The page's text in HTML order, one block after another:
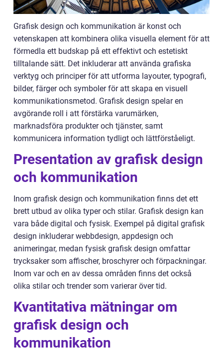
Grafisk design och kommunikation är konst och
vetenskapen att kombinera olika visuella element för att
förmedla ett budskap på ett effektivt och estetiskt
tilltalande sätt. Det inkluderar att använda grafiska
verktyg och principer för att utforma layouter, typografi,
bilder, färger och symboler för att skapa en visuell
kommunikationsmetod. Grafisk design spelar en
avgörande roll i att förstärka varumärken,
marknadsföra produkter och tjänster, samt
kommunicera information tydligt och lättförståeligt.
Presentation av grafisk design
och kommunikation
Inom grafisk design och kommunikation finns det ett
brett utbud av olika typer och stilar. Grafisk design kan
vara både digital och fysisk. Exempel på digital grafisk
design inkluderar webbdesign, appdesign och
animeringar, medan fysisk grafisk design omfattar
trycksaker som affischer, broschyrer och förpackningar.
Inom var och en av dessa områden finns det också
olika stilar och trender som varierar över tid.
Kvantitativa mätningar om
grafisk design och
kommunikation